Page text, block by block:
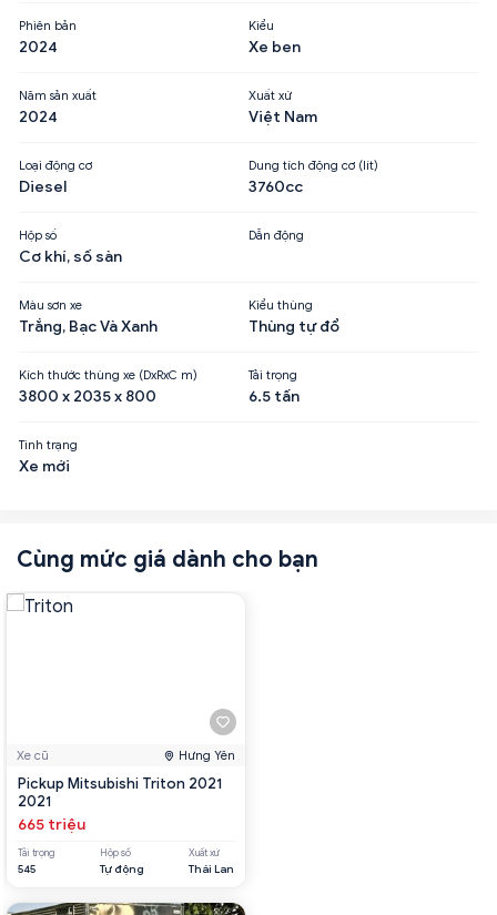
Phiên bản
2024
Kiểu
Xe ben
Năm sản xuất
2024
Xuất xứ
Việt Nam
Loại động cơ
Diesel
Dung tích động cơ (lít)
3760cc
Hộp số
Cơ khí, số sàn
Dẫn động
Màu sơn xe
Trắng, Bạc Và Xanh
Kiểu thùng
Thùng tự đổ
Kích thước thùng xe (DxRxC m)
3800 x 2035 x 800
Tải trọng
6.5 tấn
Tình trạng
Xe mới
Cùng mức giá dành cho bạn
Xe cũ Hưng Yên
Pickup Mitsubishi Triton 2021
2021
665 triệu
Tải trọng
545
Hộp số
Tự động
Xuất xứ
Thái Lan